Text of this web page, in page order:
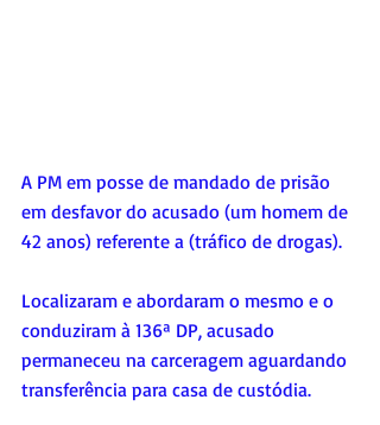
A PM em posse de mandado de prisão
em desfavor do acusado (um homem de
42 anos) referente a (tráfico de drogas).
Localizaram e abordaram o mesmo e o
conduziram à 136ª DP, acusado
permaneceu na carceragem aguardando
transferência para casa de custódia.